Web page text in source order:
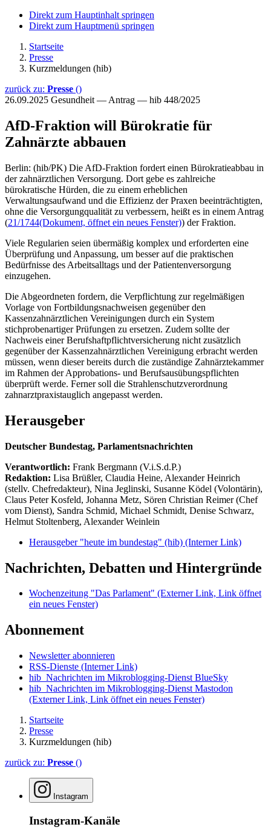
Direkt zum Hauptinhalt springen
Direkt zum Hauptmenü springen
Startseite
Presse
Kurzmeldungen (hib)
zurück zu: Presse ()
26.09.2025 Gesundheit — Antrag — hib 448/2025
AfD-Fraktion will Bürokratie für
Zahnärzte abbauen
Berlin: (hib/PK) Die AfD-Fraktion fordert einen Bürokratieabbau in
der zahnärztlichen Versorgung. Dort gebe es zahlreiche
bürokratische Hürden, die zu einem erheblichen
Verwaltungsaufwand und die Effizienz der Praxen beeinträchtigten,
ohne die Versorgungqualität zu verbessern, heißt es in einem Antrag
(21/1744(Dokument, öffnet ein neues Fenster)) der Fraktion.
Viele Regularien seien übermäßig komplex und erforderten eine
Überprüfung und Anpassung, um besser auf die praktischen
Bedürfnisse des Arbeitsalltags und der Patientenversorgung
einzugehen.
Die Abgeordneten fordern, die Verpflichtung zur regelmäßigen
Vorlage von Fortbildungsnachweisen gegenüber den
Kassenzahnärztlichen Vereinigungen durch ein System
stichprobenartiger Prüfungen zu ersetzen. Zudem sollte der
Nachweis einer Berufshaftpflichtversicherung nicht zusätzlich
gegenüber der Kassenzahnärztlichen Vereinigung erbracht werden
müssen, wenn dieser bereits durch die zuständige Zahnärztekammer
im Rahmen der Approbations- und Berufsausübungspflichten
überprüft werde. Ferner soll die Strahlenschutzverordnung
zahnarztpraxistauglich angepasst werden.
Herausgeber
Deutscher Bundestag, Parlamentsnachrichten
Verantwortlich: Frank Bergmann (V.i.S.d.P.)
Redaktion: Lisa Brüßler, Claudia Heine, Alexander Heinrich
(stellv. Chefredakteur), Nina Jeglinski, Susanne Ködel (Volontärin),
Claus Peter Kosfeld, Johanna Metz, Sören Christian Reimer (Chef
vom Dienst), Sandra Schmid, Michael Schmidt, Denise Schwarz,
Helmut Stoltenberg, Alexander Weinlein
Herausgeber "heute im bundestag" (hib) (Interner Link)
Nachrichten, Debatten und Hintergründe
Wochenzeitung "Das Parlament" (Externer Link, Link öffnet
ein neues Fenster)
Abonnement
Newsletter abonnieren
RSS-Dienste (Interner Link)
hib_Nachrichten im Mikroblogging-Dienst BlueSky
hib_Nachrichten im Mikroblogging-Dienst Mastodon
(Externer Link, Link öffnet ein neues Fenster)
Startseite
Presse
Kurzmeldungen (hib)
zurück zu: Presse ()
Instagram
Instagram-Kanäle